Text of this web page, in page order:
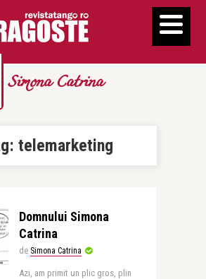
Simona Catrina
telemarketing
Domnului Simona
Catrina
de Simona Catrina
Azi, am primit un plic gros, plin